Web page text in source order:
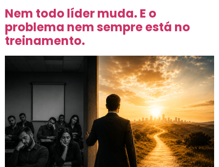
Nem todo líder muda. E o
problema nem sempre está no
treinamento.